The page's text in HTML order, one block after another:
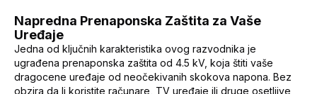
Napredna Prenaponska Zaštita za Vaše
Uređaje
Jedna od ključnih karakteristika ovog razvodnika je
ugrađena prenaponska zaštita od 4.5 kV, koja štiti vaše
dragocene uređaje od neočekivanih skokova napona. Bez
obzira da li koristite računare, TV uređaje ili druge osetljive